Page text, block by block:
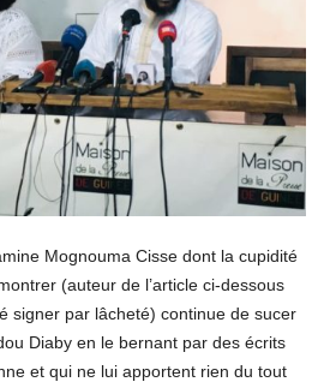
Mognouma Cisse dont la cupidité
(auteur de l’article ci-dessous
signer par lâcheté) continue de sucer
Diaby en le bernant par des écrits
et qui ne lui apportent rien du tout